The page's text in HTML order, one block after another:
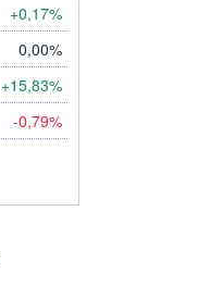
+0,17%
0,00%
+15,83%
-0,79%